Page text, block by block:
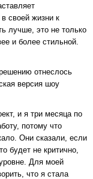
в своей жизни к
лучше, это не только
и более стильной.
отнеслось
версия шоу
и я три месяца по
потому что
Они сказали, если
будет не критично,
Для моей
что я стала